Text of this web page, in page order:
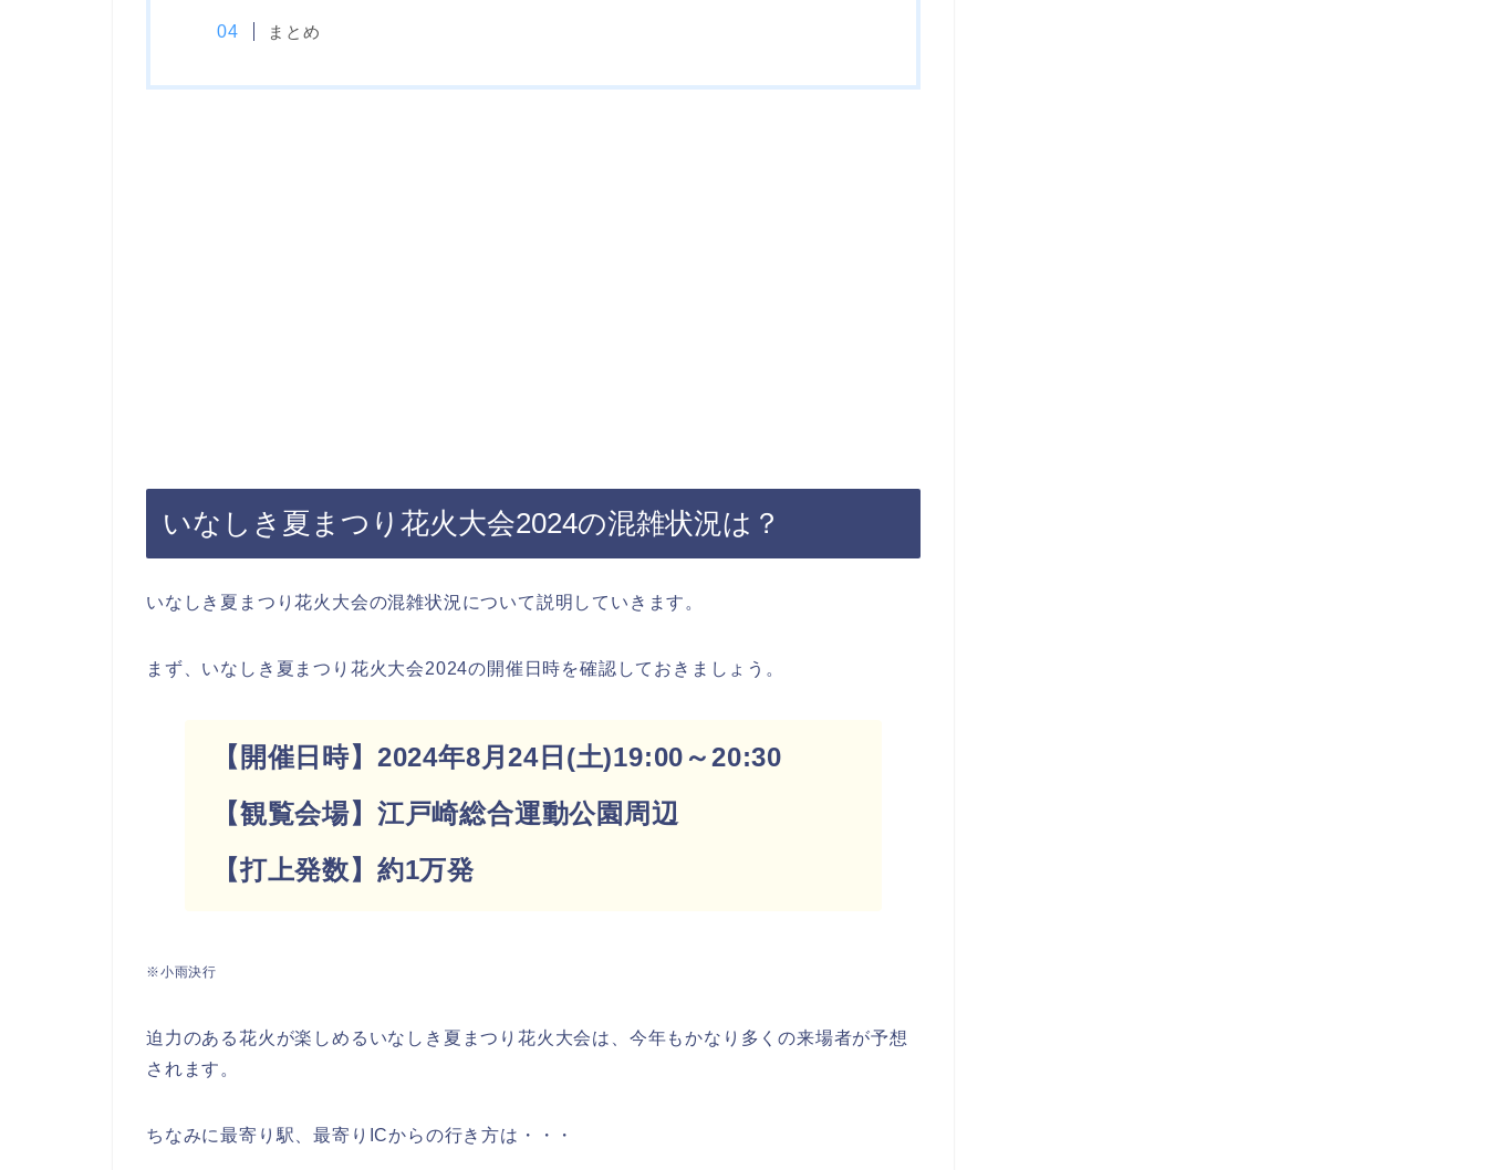
まとめ
いなしき夏まつり花火大会2024の混雑状況は？
いなしき夏まつり花火大会の混雑状況について説明していきます。
まず、いなしき夏まつり花火大会2024の開催日時を確認しておきましょう。
【開催日時】2024年8月24日(土)19:00～20:30
【観覧会場】江戸崎総合運動公園周辺
【打上発数】約1万発
※小雨決行
迫力のある花火が楽しめるいなしき夏まつり花火大会は、今年もかなり多くの来場者が予想
されます。
ちなみに最寄り駅、最寄りICからの行き方は・・・